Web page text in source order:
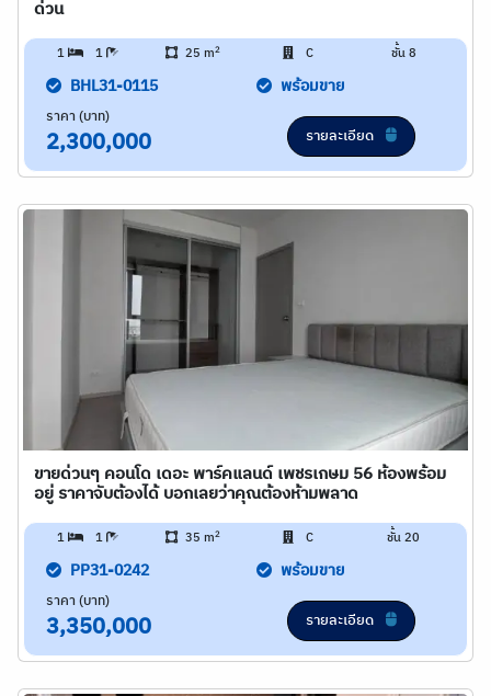
ด่วน
1 1 25 m2 C ชั้น 8
BHL31-0115 พร้อมขาย
ราคา (บาท)
2,300,000 รายละเอียด
ขายด่วนๆ คอนโด เดอะ พาร์คแลนด์ เพชรเกษม 56 ห้องพร้อม
อยู่ ราคาจับต้องได้ บอกเลยว่าคุณต้องห้ามพลาด
1 1 35 m2 C ชั้น 20
PP31-0242 พร้อมขาย
ราคา (บาท)
3,350,000 รายละเอียด